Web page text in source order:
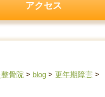
アクセス
骨院 > blog > 更年期障害 >